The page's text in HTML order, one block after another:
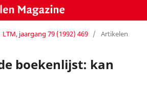
LTM, jaargang 79 (1992) 469 / Artikelen
boekenlijst: kan